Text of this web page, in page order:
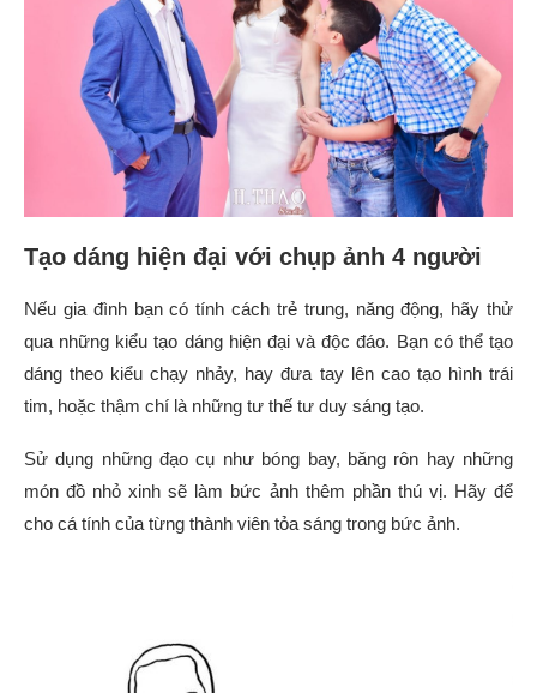
Tạo dáng hiện đại với chụp ảnh 4 người
Nếu gia đình bạn có tính cách trẻ trung, năng động, hãy thử
qua những kiểu tạo dáng hiện đại và độc đáo. Bạn có thể tạo
dáng theo kiểu chạy nhảy, hay đưa tay lên cao tạo hình trái
tim, hoặc thậm chí là những tư thế tư duy sáng tạo.
Sử dụng những đạo cụ như bóng bay, băng rôn hay những
món đồ nhỏ xinh sẽ làm bức ảnh thêm phần thú vị. Hãy để
cho cá tính của từng thành viên tỏa sáng trong bức ảnh.